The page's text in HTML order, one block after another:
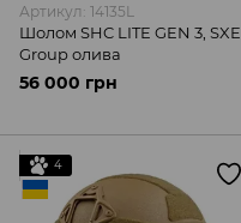
Артикул: 14135L
Шолом SHC LITE GEN 3, SXE
Group олива
56 000 грн
4